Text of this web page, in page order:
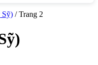
Sỹ) / Trang 2